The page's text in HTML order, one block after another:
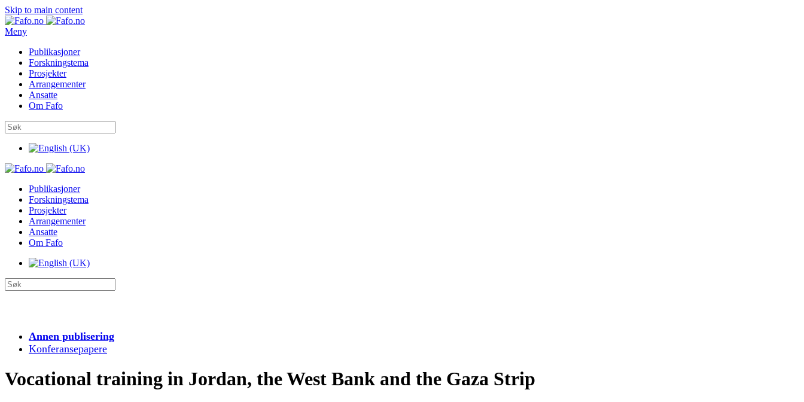
Skip to main content
Meny
Publikasjoner
Forskningstema
Prosjekter
Arrangementer
Ansatte
Om Fafo
Publikasjoner
Forskningstema
Prosjekter
Arrangementer
Ansatte
Om Fafo
Annen publisering
Konferansepapere
Vocational training in Jordan, the West Bank and the Gaza Strip